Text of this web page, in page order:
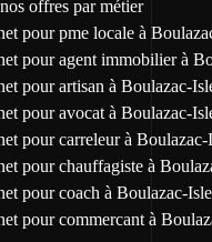
offres par métier
pour pme locale à
pour agent immobilier à
pour artisan à Boulazac-
pour avocat à Boulazac-
pour carreleur à
pour chauffagiste à
pour coach à Boulazac-
pour commercant à